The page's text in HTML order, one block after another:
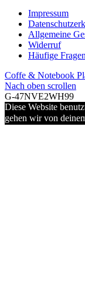
Impressum
Allgemeine
Widerruf
Häufige Fragen
Coffe & Notebook
Nach oben scrollen
G-47NVE2WH99
Diese Website
gehen wir von